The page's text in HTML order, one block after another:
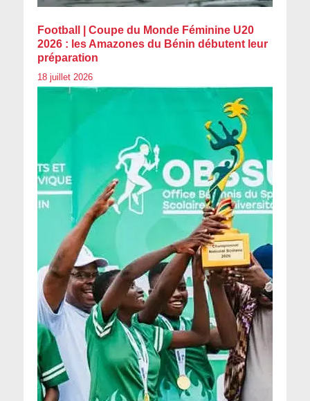
Football | Coupe du Monde Féminine U20
2026 : les Amazones du Bénin débutent leur
préparation
18 juillet 2026